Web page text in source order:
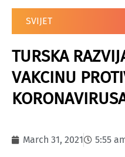
SVIJET
TURSKA
VAKCINU
March 31, 2021 5:55